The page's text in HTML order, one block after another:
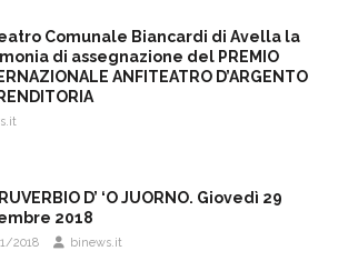
Comunale Biancardi di Avella la
di assegnazione del PREMIO
ANFITEATRO D’ARGENTO
D’ ‘O JUORNO. Giovedì 29
2018
2018 binews.it